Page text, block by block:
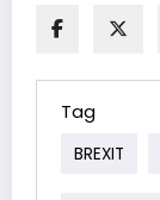
Tag
BREXIT